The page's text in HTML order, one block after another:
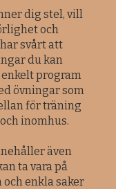
dig stel, vill
och
svårt att
du kan
program
övningar som
för träning
inomhus.
även
ta vara på
enkla saker